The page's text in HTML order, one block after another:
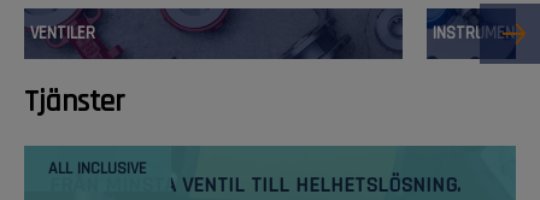
VENTILER INSTRUMENT
Tjänster
ALL INCLUSIVE
FRÅN MINSTA VENTIL TILL HELHETSLÖSNING.